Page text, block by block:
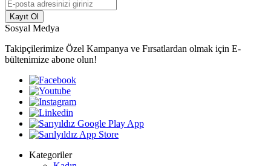
Kayıt Ol
Sosyal Medya
Takipçilerimize Özel Kampanya ve Fırsatlardan olmak için E-
bültenimize abone olun!
Kategoriler